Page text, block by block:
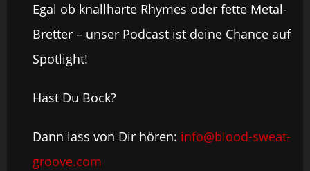
Egal ob knallharte Rhymes oder fette Metal-
Bretter – unser Podcast ist deine Chance auf
Spotlight!
Hast Du Bock?
Dann lass von Dir hören: info@blood-sweat-
groove.com